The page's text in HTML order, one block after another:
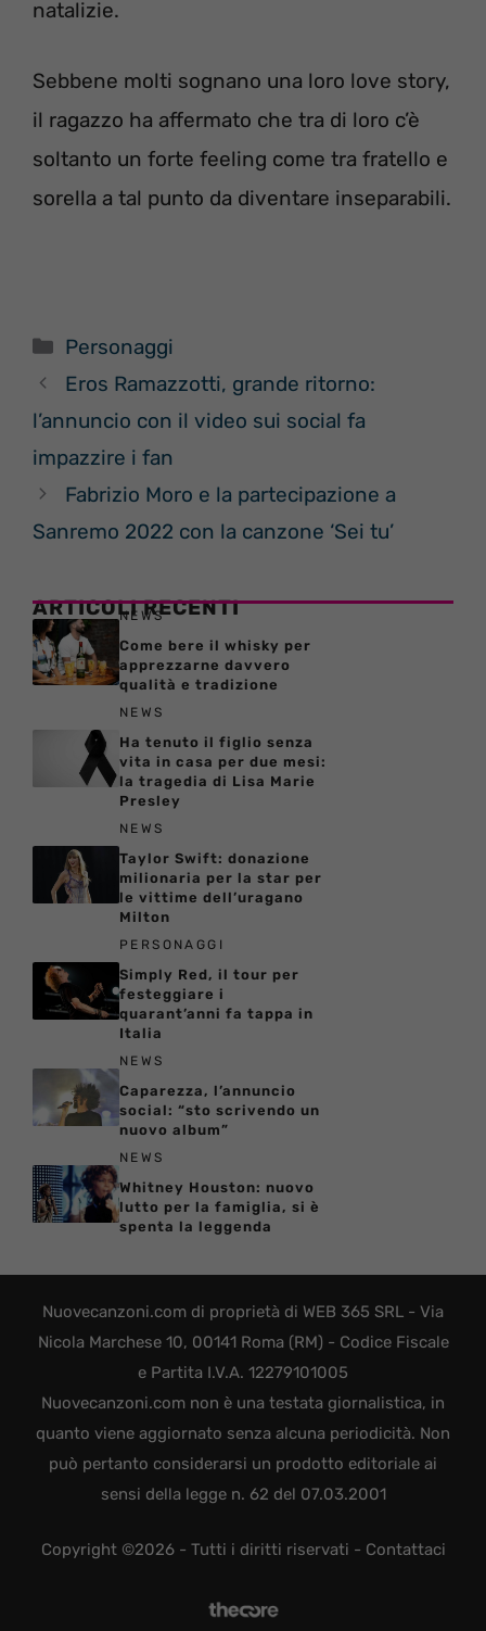
natalizie.
Sebbene molti sognano una loro love story,
il ragazzo ha affermato che tra di loro c’è
soltanto un forte feeling come tra fratello e
sorella a tal punto da diventare inseparabili.
Categorie
Personaggi
Eros Ramazzotti, grande ritorno:
l’annuncio con il video sui social fa
impazzire i fan
Fabrizio Moro e la partecipazione a
Sanremo 2022 con la canzone ‘Sei tu’
ARTICOLI RECENTI
NEWS
Come bere il whisky per
apprezzarne davvero
qualità e tradizione
NEWS
Ha tenuto il figlio senza
vita in casa per due mesi:
la tragedia di Lisa Marie
Presley
NEWS
Taylor Swift: donazione
milionaria per la star per
le vittime dell’uragano
Milton
PERSONAGGI
Simply Red, il tour per
festeggiare i
quarant’anni fa tappa in
Italia
NEWS
Caparezza, l’annuncio
social: “sto scrivendo un
nuovo album”
NEWS
Whitney Houston: nuovo
lutto per la famiglia, si è
spenta la leggenda
Nuovecanzoni.com di proprietà di WEB 365 SRL - Via
Nicola Marchese 10, 00141 Roma (RM) - Codice Fiscale
e Partita I.V.A. 12279101005
Nuovecanzoni.com non è una testata giornalistica, in
quanto viene aggiornato senza alcuna periodicità. Non
può pertanto considerarsi un prodotto editoriale ai
sensi della legge n. 62 del 07.03.2001
Copyright ©2026 - Tutti i diritti riservati - Contattaci